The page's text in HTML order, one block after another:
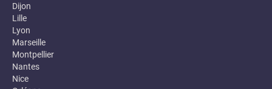
Dijon
Lille
Lyon
Marseille
Montpellier
Nantes
Nice